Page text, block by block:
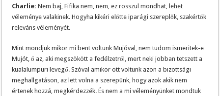
Charlie: Nem baj, Fifika nem, nem, ez rosszul mondhat, lehet
véleménye valakinek. Hogyha kikéri előtte iparági szereplők, szakértők
releváns véleményét.
Mint mondjuk mikor mi bent voltunk Mujóval, nem tudom ismeritek-e
Mujót, ő az, aki megszökött a fedélzetről, mert neki jobban tetszett a
kualalumpuri levegő. Szóval amikor ott voltunk azon a bizottsági
meghallgatáson, az lett volna a szerepünk, hogy azok akik nem
értenek hozzá, megkérdezzék. És nem a mi véleményünket mondtuk